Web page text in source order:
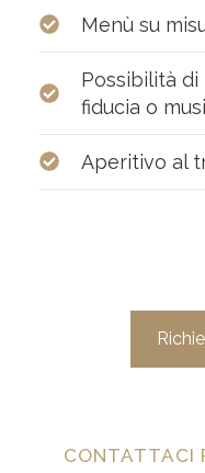
Menù su
Possibilità
fiducia o
Aperitivo al
CONTATTACI